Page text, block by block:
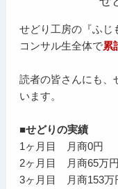
せどり工房の『ふじ
コンサル生全体で累
読者の皆さんにも、
います。
■せどりの実績
1ヶ月目 月商0円
2ヶ月目 月商65万円
3ヶ月目 月商153万